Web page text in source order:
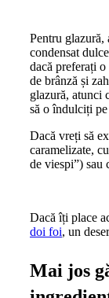
Pentru glazură,
condensat
dacă preferați
de brânză și
glazură, atunci
să o îndulciți pe
Dacă vreți să
caramelizate,
de viespi”) sau
Dacă îți place
doi foi, un
Mai jos